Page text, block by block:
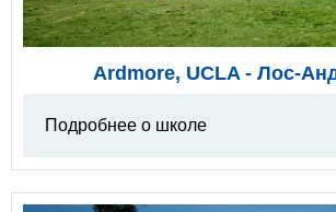
Ardmore, UCLA - Лос-
Подробнее о школе